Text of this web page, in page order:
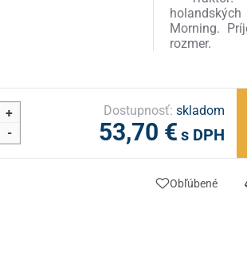
Morning.
rozmer.
+
-
Dostupnosť: skladom
53,70 € s DPH
Obľúbené